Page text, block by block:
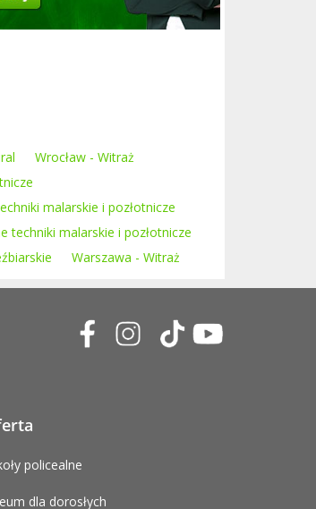
Wrocław - Witraż
malarskie i pozłotnicze
techniki malarskie i pozłotnicze
Warszawa - Witraż
policealne
dla dorosłych